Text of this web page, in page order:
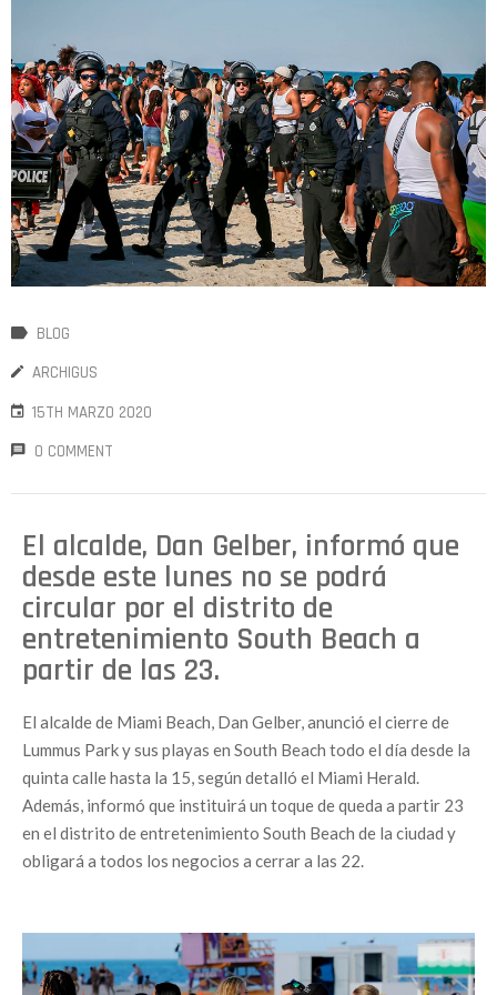
BLOG
ARCHIGUS
15TH MARZO 2020
0 COMMENT
El alcalde, Dan Gelber, informó que
desde este lunes no se podrá
circular por el distrito de
entretenimiento South Beach a
partir de las 23.
El alcalde de Miami Beach, Dan Gelber, anunció el cierre de
Lummus Park y sus playas en South Beach todo el día desde la
quinta calle hasta la 15, según detalló el Miami Herald.
Además, informó que instituirá un toque de queda a partir 23
en el distrito de entretenimiento South Beach de la ciudad y
obligará a todos los negocios a cerrar a las 22.